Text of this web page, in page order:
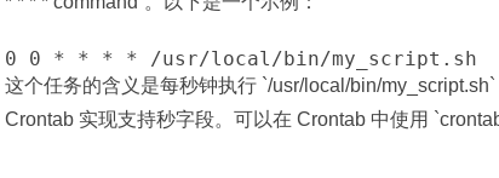
0 0 * * * * /usr/local/bin/my_script.sh
这个任务的含义是每秒钟执行 `/usr/local/bin/
Crontab 实现支持秒字段。可以在 Crontab 中使用